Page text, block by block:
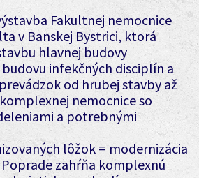
Fakultnej nemocnice
v Banskej Bystrici, ktorá
hlavnej budovy
infekčných disciplín a
od hrubej stavby až
nemocnice so
a potrebnými
lôžok = modernizácia
zahŕňa komplexnú